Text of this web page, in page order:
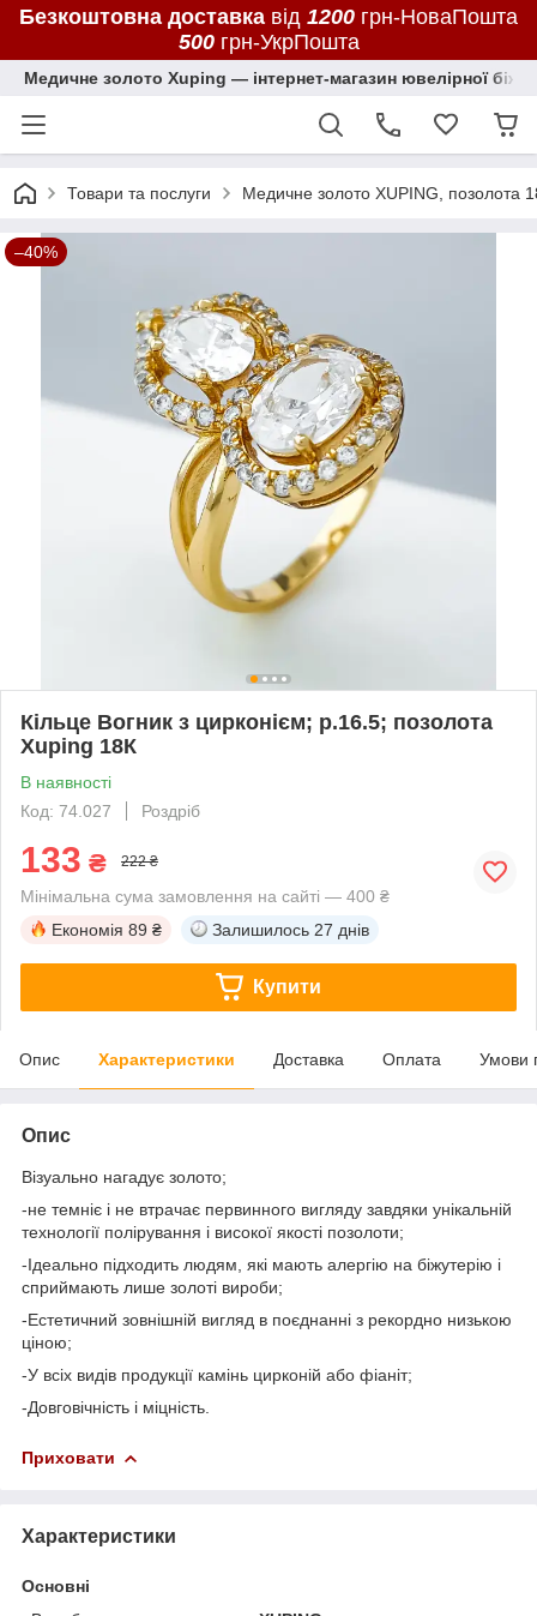
Безкоштовна доставка від 1200 грн-НоваПошта
500грн-УкрПошта
Медичне золото Xuping — інтернет-магазин ювелірної
Товари та послуги Медичне золото XUPING, позолота
–40%
Кільце Вогник з цирконієм; p.16.5; позолота
Xuping 18К
В наявності
Код: 74.027
Роздріб
133 ₴ 222 ₴
Мінімальна сума замовлення на сайті — 400 ₴
Економія 89 ₴ Залишилось 27 днів
Купити
Опис Характеристики Доставка Оплата Умови
Опис
Візуально нагадує золото;
-не темніє і не втрачає первинного вигляду завдяки унікальній
технології полірування і високої якості позолоти;
-Ідеально підходить людям, які мають алергію на біжутерію і
сприймають лише золоті вироби;
-Естетичний зовнішній вигляд в поєднанні з рекордно низькою
ціною;
-У всіх видів продукції камінь цирконій або фіаніт;
-Довговічність і міцність.
Приховати
Характеристики
Основні